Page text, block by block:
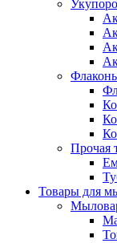
Прочая
Товары для